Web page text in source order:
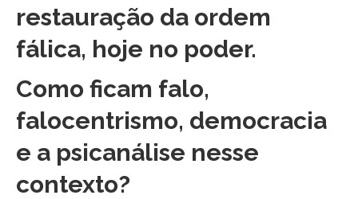
restauração da ordem
fálica, hoje no poder.
Como ficam falo,
falocentrismo, democracia
e a psicanálise nesse
contexto?